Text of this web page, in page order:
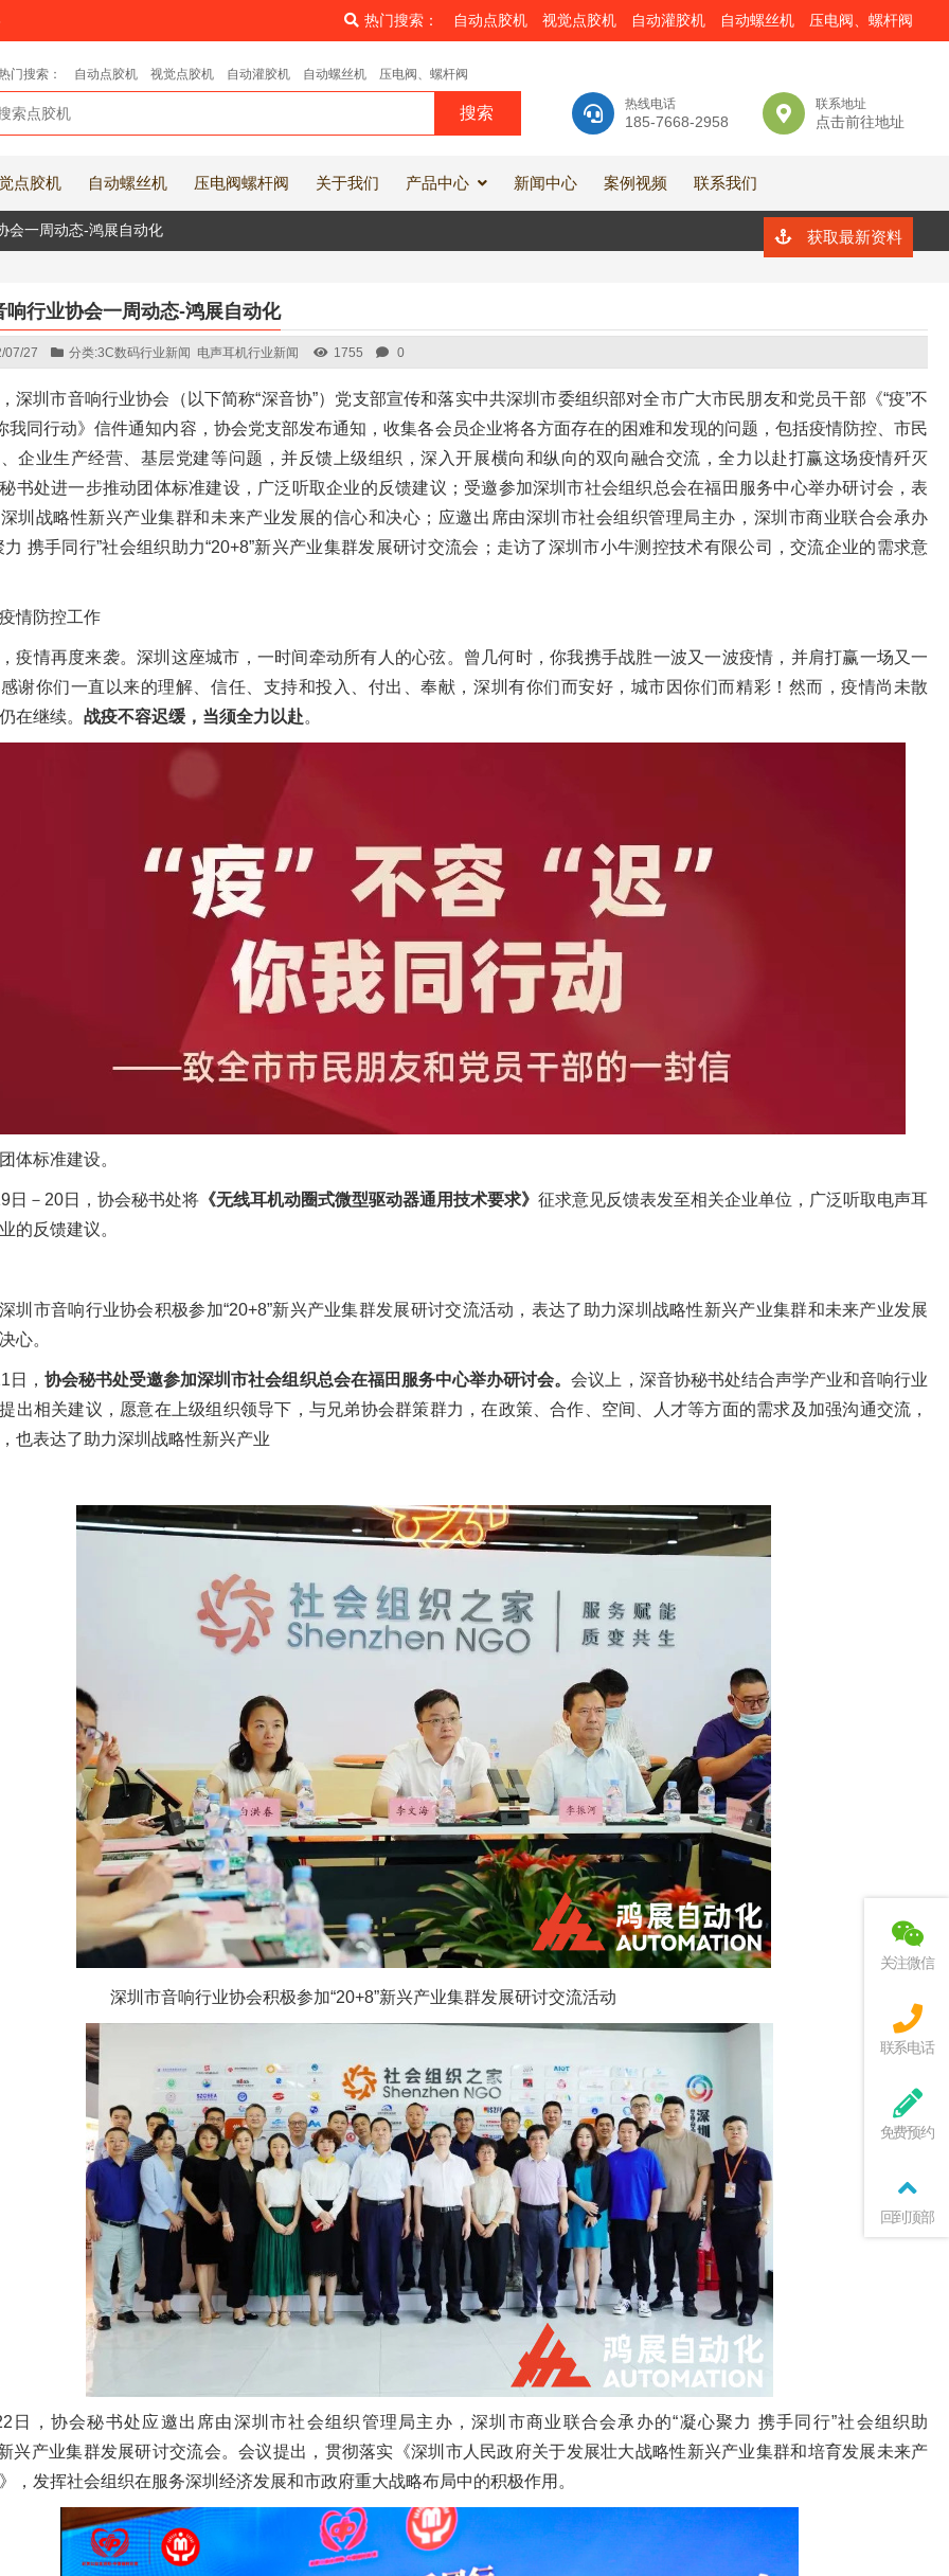
热门搜索： 自动点胶机 视觉点胶机 自动灌胶机 自动螺丝机 压电阀、螺杆阀
热线电话
185-7668-2958
联系地址
点击前往地址
门搜索： 自动点胶机 视觉点胶机 自动灌胶机 自动螺丝机 压电阀、螺杆阀
点胶机 自动螺丝机 压电阀螺杆阀 关于我们 产品中心 新闻中心 案例视频 联系我们
获取最新资料
会一周动态-鸿展自动化
响行业协会一周动态-鸿展自动化
07/27 分类:3C数码行业新闻 电声耳机行业新闻 1755 0
深圳市音响行业协会（以下简称“深音协”）党支部宣传和落实中共深圳市委组织部对全市广大市民朋友和党员干部《“疫”不
我同行动》信件通知内容，协会党支部发布通知，收集各会员企业将各方面存在的困难和发现的问题，包括疫情防控、市民
企业生产经营、基层党建等问题，并反馈上级组织，深入开展横向和纵向的双向融合交流，全力以赴打赢这场疫情歼灭
书处进一步推动团体标准建设，广泛听取企业的反馈建议；受邀参加深圳市社会组织总会在福田服务中心举办研讨会，表
圳战略性新兴产业集群和未来产业发展的信心和决心；应邀出席由深圳市社会组织管理局主办，深圳市商业联合会承办
力 携手同行”社会组织助力“20+8”新兴产业集群发展研讨交流会；走访了深圳市小牛测控技术有限公司，交流企业的需求意
情防控工作
疫情再度来袭。深圳这座城市，一时间牵动所有人的心弦。曾几何时，你我携手战胜一波又一波疫情，并肩打赢一场又一
谢你们一直以来的理解、信任、支持和投入、付出、奉献，深圳有你们而安好，城市因你们而精彩！然而，疫情尚未散
在继续。 战疫不容迟缓，当须全力以赴。
体标准建设。
日－20日，协会秘书处将《无线耳机动圈式微型驱动器通用技术要求》征求意见反馈表发至相关企业单位，广泛听取电声耳
的反馈建议。
圳市音响行业协会积极参加“20+8”新兴产业集群发展研讨交流活动，表达了助力深圳战略性新兴产业集群和未来产业发展
心。
日， 协会秘书处受邀参加深圳市社会组织总会在福田服务中心举办研讨会。会议上，深音协秘书处结合声学产业和音响行业
出相关建议，愿意在上级组织领导下，与兄弟协会群策群力，在政策、合作、空间、人才等方面的需求及加强沟通交流，
也表达了助力深圳战略性新兴产业
深圳市音响行业协会积极参加“20+8”新兴产业集群发展研讨交流活动
日，协会秘书处应邀出席由深圳市社会组织管理局主办，深圳市商业联合会承办的“凝心聚力 携手同行”社会组织助
新兴产业集群发展研讨交流会。会议提出，贯彻落实《深圳市人民政府关于发展壮大战略性新兴产业集群和培育发展未来产
，发挥社会组织在服务深圳经济发展和市政府重大战略布局中的积极作用。
关注微信
联系电话
免费预约
回到顶部